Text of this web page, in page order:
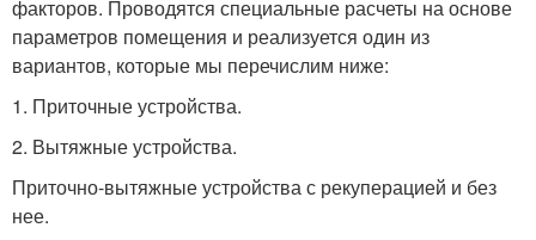
факторов. Проводятся специальные расчеты на основе
параметров помещения и реализуется один из
вариантов, которые мы перечислим ниже:
1. Приточные устройства.
2. Вытяжные устройства.
Приточно-вытяжные устройства с рекуперацией и без
нее.